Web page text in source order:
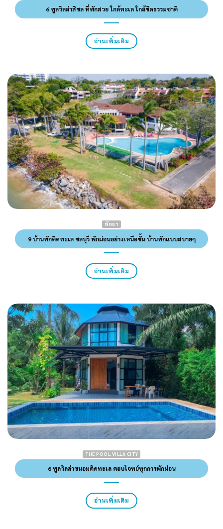
6 พูลวิลล่าสิชล ที่พักสวย ใกล้ทะเล ใกล้ชิดธรรมชาติ
อ่านเพิ่มเติม
พัทยา
9 บ้านพักติดทะเล ชลบุรี พักผ่อนอย่างเหนือชั้น บ้านพักแบบสบายๆ
อ่านเพิ่มเติม
THE POOL VILLA CITY
6 พูลวิลล่าขนอมติดทะเล ตอบโจทย์ทุกการพักผ่อน
อ่านเพิ่มเติม